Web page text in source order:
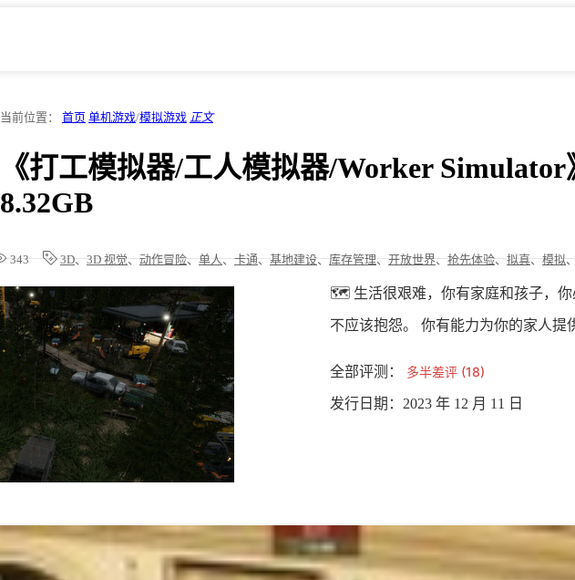
当前位置： 首页 单机游戏/模拟游戏 正文
《打工模拟器/工人模拟器/Worker
8.32GB
343 3D、3D 视觉、动作冒险、单人、卡通、基地建设、库存管理、开放世界、抢先体验、拟真、模拟
🗺️​ 生活很艰难，你有家庭和孩子，你
不应该抱怨。 你有能力为你的家人提
全部评测： 多半差评 (18)
发行日期：2023 年 12 月 11 日